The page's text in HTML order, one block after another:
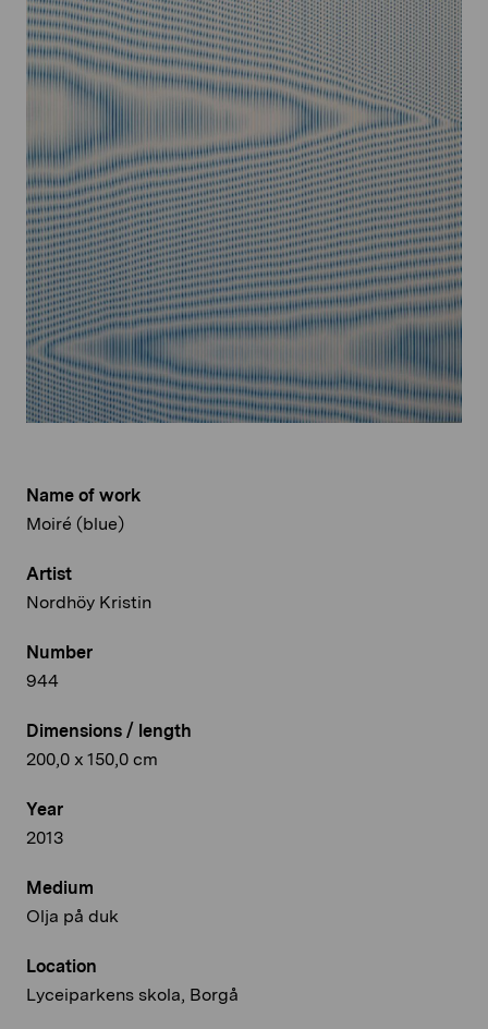
Name of work
Moiré (blue)
Artist
Nordhöy Kristin
Number
944
Dimensions / length
200,0 x 150,0 cm
Year
2013
Medium
Olja på duk
Location
Lyceiparkens skola, Borgå